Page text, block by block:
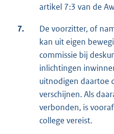
artikel 7:3 van de
7.
De voorzitter, of
kan uit eigen
commissie bij
inlichtingen
uitnodigen daartoe
verschijnen. Als
verbonden, is
college vereist.